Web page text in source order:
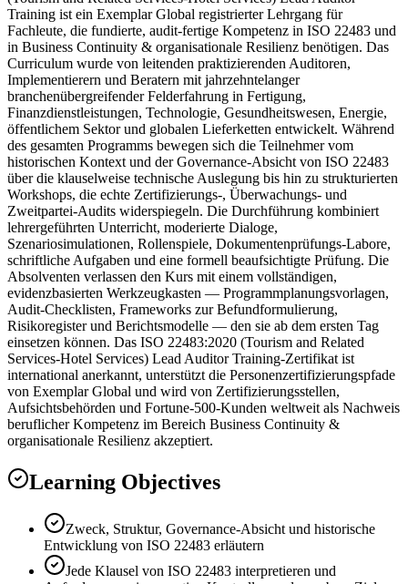
Training ist ein Exemplar Global registrierter Lehrgang für
Fachleute, die fundierte, audit-fertige Kompetenz in ISO 22483 und
in Business Continuity & organisationale Resilienz benötigen. Das
Curriculum wurde von leitenden praktizierenden Auditoren,
Implementierern und Beratern mit jahrzehntelanger
branchenübergreifender Felderfahrung in Fertigung,
Finanzdienstleistungen, Technologie, Gesundheitswesen, Energie,
öffentlichem Sektor und globalen Lieferketten entwickelt. Während
des gesamten Programms bewegen sich die Teilnehmer vom
historischen Kontext und der Governance-Absicht von ISO 22483
über die klauselweise technische Auslegung bis hin zu strukturierten
Workshops, die echte Zertifizierungs-, Überwachungs- und
Zweitpartei-Audits widerspiegeln. Die Durchführung kombiniert
lehrergeführten Unterricht, moderierte Dialoge,
Szenariosimulationen, Rollenspiele, Dokumentenprüfungs-Labore,
schriftliche Aufgaben und eine formell beaufsichtigte Prüfung. Die
Absolventen verlassen den Kurs mit einem vollständigen,
evidenzbasierten Werkzeugkasten — Programmplanungsvorlagen,
Audit-Checklisten, Frameworks zur Befundformulierung,
Risikoregister und Berichtsmodelle — den sie ab dem ersten Tag
einsetzen können. Das ISO 22483:2020 (Tourism and Related
Services-Hotel Services) Lead Auditor Training-Zertifikat ist
international anerkannt, unterstützt die Personenzertifizierungspfade
von Exemplar Global und wird von Zertifizierungsstellen,
Aufsichtsbehörden und Fortune-500-Kunden weltweit als Nachweis
beruflicher Kompetenz im Bereich Business Continuity &
organisationale Resilienz akzeptiert.
Learning Objectives
Zweck, Struktur, Governance-Absicht und historische
Entwicklung von ISO 22483 erläutern
Jede Klausel von ISO 22483 interpretieren und